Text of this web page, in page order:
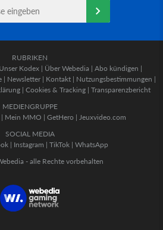
RUBRIKEN
Unser Kodex | Über Webedia | Abo kündigen |
| Newsletter | Kontakt | Nutzungsbestimmungen |
| Cookies & Tracking | Transparenzbericht
MEDIENGRUPPE
| Mein MMO | GetHero | Jeuxvideo.com
SOCIAL MEDIA
| Instagram | TikTok | WhatsApp
- alle Rechte vorbehalten